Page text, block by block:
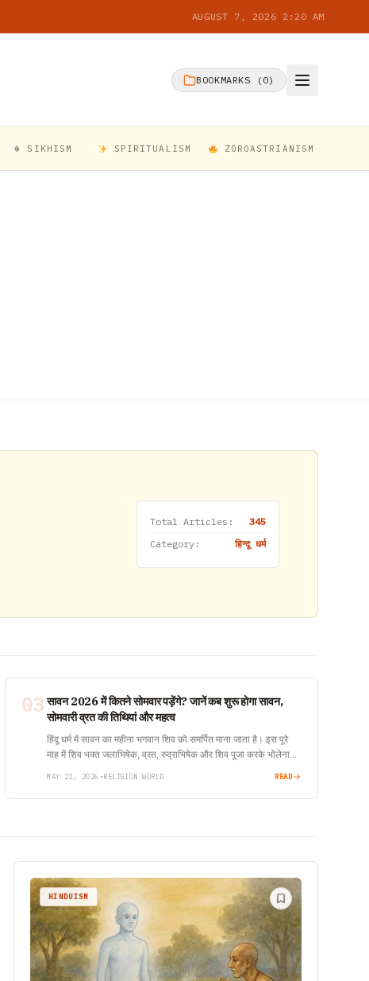
AUGUST 7, 2026 2:20 AM
BOOKMARKS ( 0)
☬ SIKHISM SPIRITUALISM ZOROASTRIANISM
Total Articles:
345
Category:
हिन्दू धर्म
03 सावन 2026 में कितने सोमवार पड़ेंगे? जानें कब शुरू होगा सावन,
सोमवारी व्रत की तिथियां और महत्व
हिंदू धर्म में सावन का महीना भगवान शिव को समर्पित माना जाता है। इस पूरे
माह में शिव भक्त जलाभिषेक, व्रत, रुद्राभिषेक और शिव पूजा करके भोलेनाथ
MAY 21, 2026 • RELIGION WORLD READ
HINDUISM